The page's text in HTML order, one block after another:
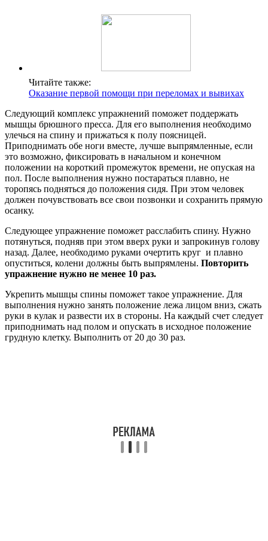
Читайте также:
Оказание первой помощи при переломах и вывихах
Следующий комплекс упражнений поможет поддержать
мышцы брюшного пресса. Для его выполнения необходимо
улечься на спину и прижаться к полу поясницей.
Приподнимать обе ноги вместе, лучше выпрямленные, если
это возможно, фиксировать в начальном и конечном
положении на короткий промежуток времени, не опуская на
пол. После выполнения нужно постараться плавно, не
торопясь подняться до положения сидя. При этом человек
должен почувствовать все свои позвонки и сохранить прямую
осанку.
Следующее упражнение поможет расслабить спину. Нужно
потянуться, подняв при этом вверх руки и запрокинув голову
назад. Далее, необходимо руками очертить круг и плавно
опуститься, колени должны быть выпрямлены. Повторить
упражнение нужно не менее 10 раз.
Укрепить мышцы спины поможет такое упражнение. Для
выполнения нужно занять положение лежа лицом вниз, сжать
руки в кулак и развести их в стороны. На каждый счет следует
приподнимать над полом и опускать в исходное положение
грудную клетку. Выполнить от 20 до 30 раз.